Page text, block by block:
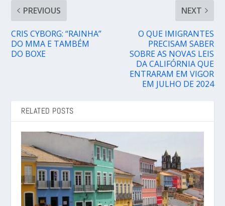
PREVIOUS
CRIS CYBORG: “RAINHA”
DO MMA E TAMBÉM
DO BOXE
NEXT
O QUE IMIGRANTES
PRECISAM SABER
SOBRE AS NOVAS LEIS
DA CALIFÓRNIA QUE
ENTRARAM EM VIGOR
EM JULHO DE 2024
RELATED POSTS